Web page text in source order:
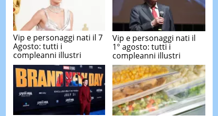
Vip e personaggi nati il 7
Agosto: tutti i
compleanni illustri
Vip e personaggi nati il
1° agosto: tutti i
compleanni illustri